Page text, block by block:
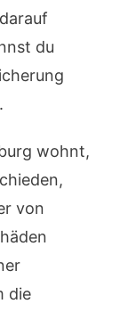
du
wohnt,
von
die